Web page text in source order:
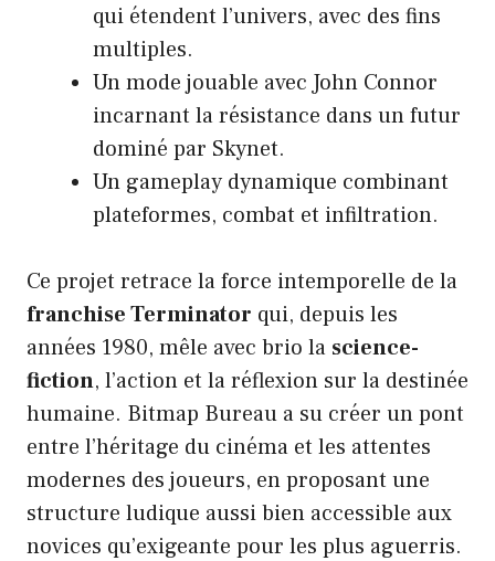
qui étendent l’univers, avec des fins
multiples.
Un mode jouable avec John Connor
incarnant la résistance dans un futur
dominé par Skynet.
Un gameplay dynamique combinant
plateformes, combat et infiltration.
Ce projet retrace la force intemporelle de la
franchise Terminator qui, depuis les
années 1980, mêle avec brio la science-
fiction, l’action et la réflexion sur la destinée
humaine. Bitmap Bureau a su créer un pont
entre l’héritage du cinéma et les attentes
modernes des joueurs, en proposant une
structure ludique aussi bien accessible aux
novices qu’exigeante pour les plus aguerris.